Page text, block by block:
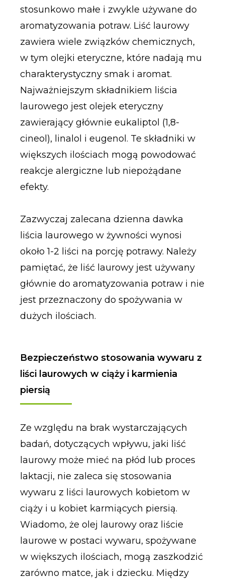
stosunkowo małe i zwykle używane do
aromatyzowania potraw. Liść laurowy
zawiera wiele związków chemicznych,
w tym olejki eteryczne, które nadają mu
charakterystyczny smak i aromat.
Najważniejszym składnikiem liścia
laurowego jest olejek eteryczny
zawierający głównie eukaliptol (1,8-
cineol), linalol i eugenol. Te składniki w
większych ilościach mogą powodować
reakcje alergiczne lub niepożądane
efekty.
Zazwyczaj zalecana dzienna dawka
liścia laurowego w żywności wynosi
około 1-2 liści na porcję potrawy. Należy
pamiętać, że liść laurowy jest używany
głównie do aromatyzowania potraw i nie
jest przeznaczony do spożywania w
dużych ilościach.
Bezpieczeństwo stosowania wywaru z
liści laurowych w ciąży i karmienia
piersią
Ze względu na brak wystarczających
badań, dotyczących wpływu, jaki liść
laurowy może mieć na płód lub proces
laktacji, nie zaleca się stosowania
wywaru z liści laurowych kobietom w
ciąży i u kobiet karmiących piersią.
Wiadomo, że olej laurowy oraz liście
laurowe w postaci wywaru, spożywane
w większych ilościach, mogą zaszkodzić
zarówno matce, jak i dziecku. Między